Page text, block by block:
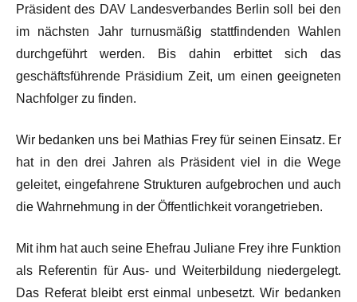
Präsident des DAV Landesverbandes Berlin soll bei den
im nächsten Jahr turnusmäßig stattfindenden Wahlen
durchgeführt werden. Bis dahin erbittet sich das
geschäftsführende Präsidium Zeit, um einen geeigneten
Nachfolger zu finden.
Wir bedanken uns bei Mathias Frey für seinen Einsatz. Er
hat in den drei Jahren als Präsident viel in die Wege
geleitet, eingefahrene Strukturen aufgebrochen und auch
die Wahrnehmung in der Öffentlichkeit vorangetrieben.
Mit ihm hat auch seine Ehefrau Juliane Frey ihre Funktion
als Referentin für Aus- und Weiterbildung niedergelegt.
Das Referat bleibt erst einmal unbesetzt. Wir bedanken